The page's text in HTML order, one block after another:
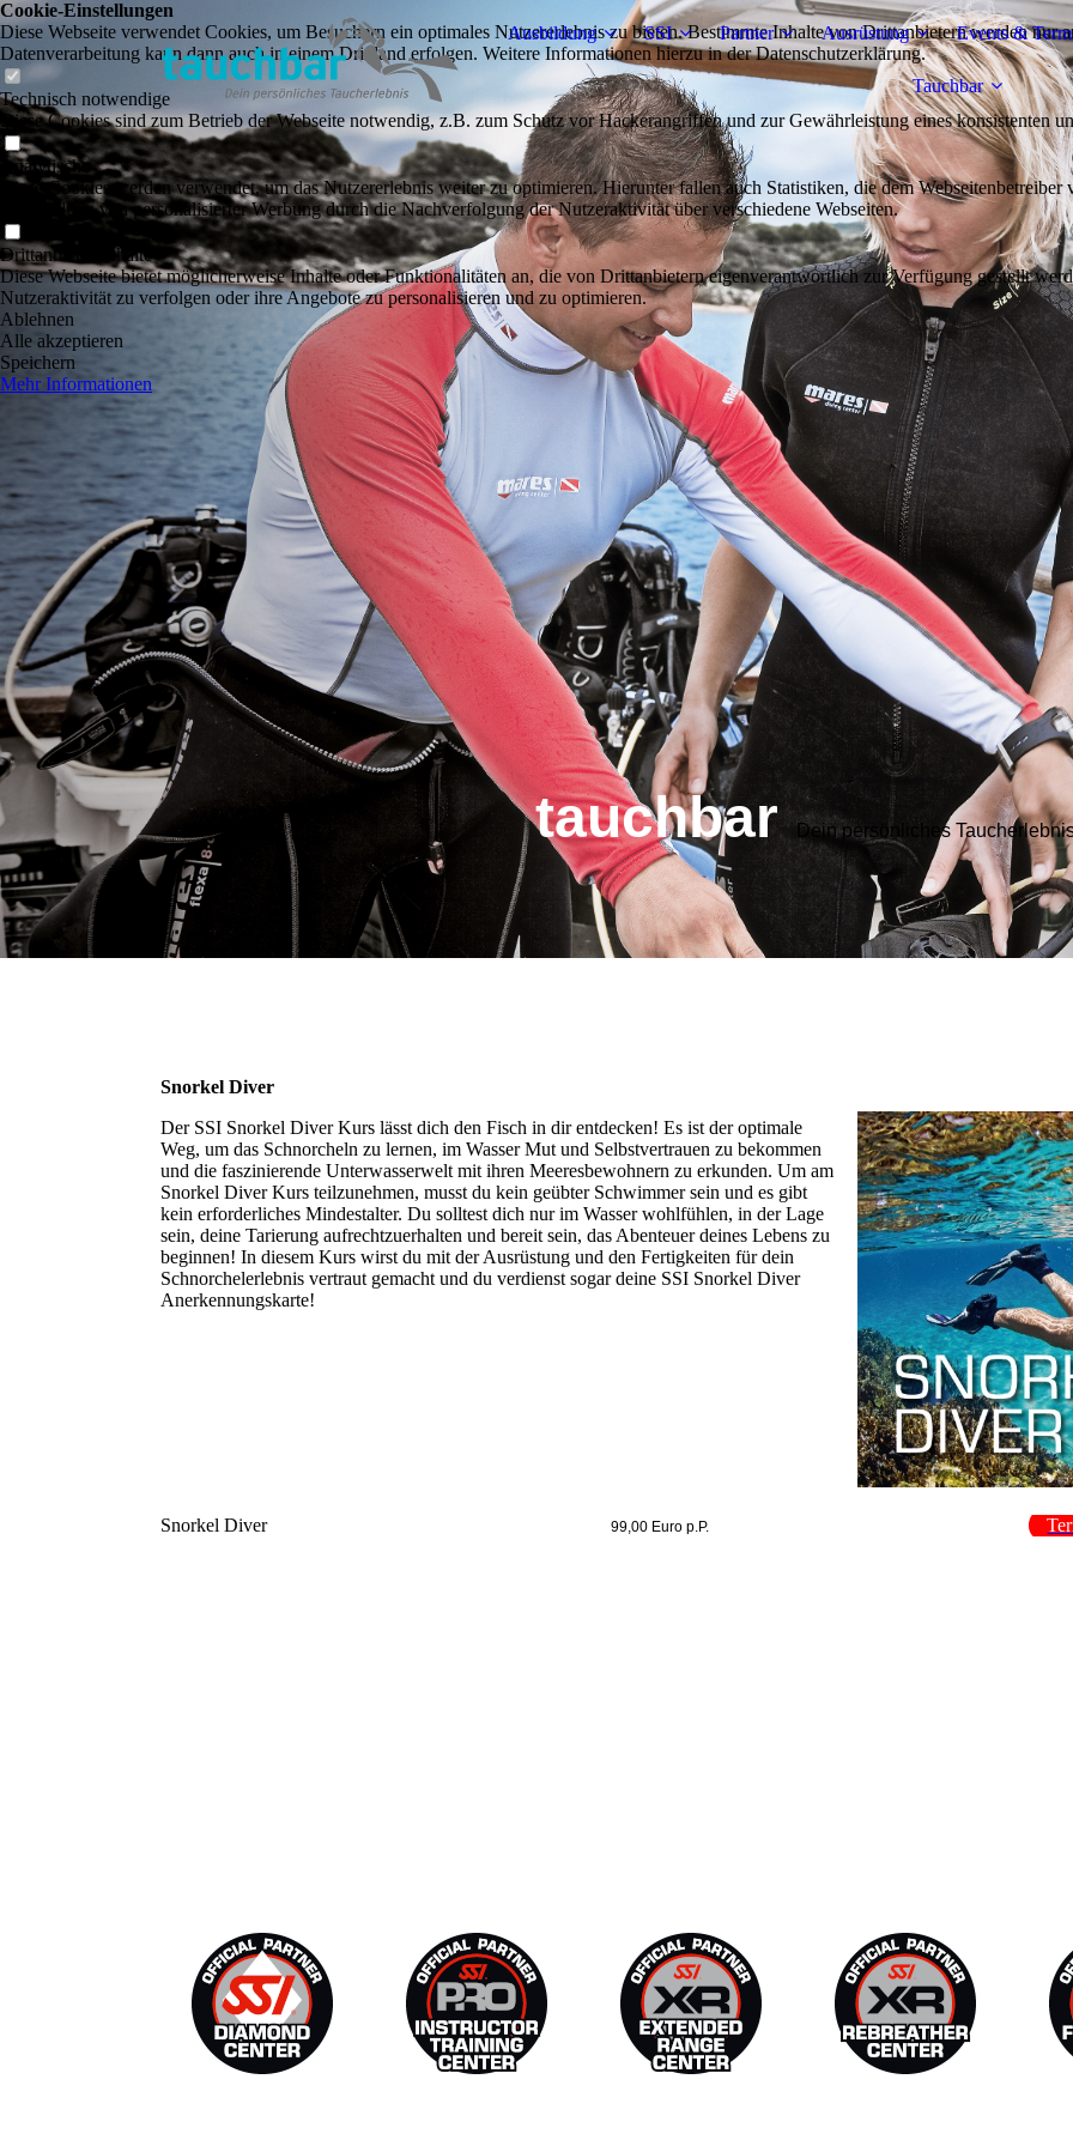
Ausbildung SSI Partner Ausrüstung Events &
Tauchbar
tauchbar Dein persönliches
Snorkel Diver
Der SSI Snorkel Diver Kurs lässt dich den Fisch in dir entdecken! Es ist der optimale
Weg, um das Schnorcheln zu lernen, im Wasser Mut und Selbstvertrauen zu bekommen
und die faszinierende Unterwasserwelt mit ihren Meeresbewohnern zu erkunden. Um am
Snorkel Diver Kurs teilzunehmen, musst du kein geübter Schwimmer sein und es gibt
kein erforderliches Mindestalter. Du solltest dich nur im Wasser wohlfühlen, in der Lage
sein, deine Tarierung aufrechtzuerhalten und bereit sein, das Abenteuer deines Lebens zu
beginnen! In diesem Kurs wirst du mit der Ausrüstung und den Fertigkeiten für dein
Schnorchelerlebnis vertraut gemacht und du verdienst sogar deine SSI Snorkel Diver
Anerkennungskarte!
Snorkel Diver 99,00 Euro p.P.
Cookie-Einstellungen
Diese Webseite verwendet Cookies, um Besuchern ein optimales Nutzererlebnis zu bieten. Bestimmte Inhalte von Drittanbietern werden nur
Datenverarbeitung kann dann auch in einem Drittland erfolgen. Weitere Informationen hierzu in der Datenschutzerklärung.
Technisch notwendige
Diese Cookies sind zum Betrieb der Webseite notwendig, z.B. zum Schutz vor Hackerangriffen und zur Gewährleistung eines konsistenten
Analytische
Diese Cookies werden verwendet, um das Nutzererlebnis weiter zu optimieren. Hierunter fallen auch Statistiken, die dem
Ausspielung von personalisierter Werbung durch die Nachverfolgung der Nutzeraktivität über verschiedene Webseiten.
Drittanbieter-Inhalte
Diese Webseite bietet möglicherweise Inhalte oder Funktionalitäten an, die von Drittanbietern eigenverantwortlich zur Verfügung gestellt
Nutzeraktivität zu verfolgen oder ihre Angebote zu personalisieren und zu optimieren.
Ablehnen
Alle akzeptieren
Speichern
Mehr Informationen